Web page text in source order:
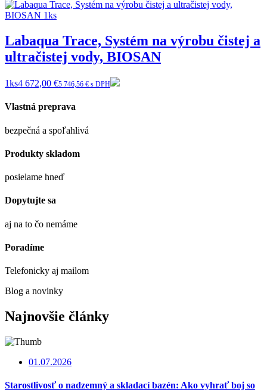
Labaqua Trace, Systém na výrobu čistej a
ultračistej vody, BIOSAN
1ks4 672,00 €5 746,56 € s DPH
Vlastná preprava
bezpečná a spoľahlivá
Produkty skladom
posielame hneď
Dopytujte sa
aj na to čo nemáme
Poradíme
Telefonicky aj mailom
Blog a novinky
Najnovšie články
01.07.2026
Starostlivosť o nadzemný a skladací bazén: Ako vyhrať boj so